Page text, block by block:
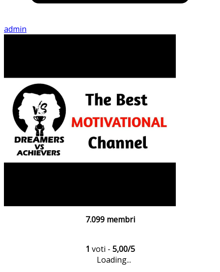
admin
7.099 membri
1 voti - 5,00/5
Loading...